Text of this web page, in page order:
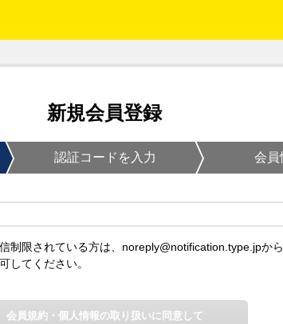
新規会員登録
認証コードを入力 会員
制限されている方は、noreply@notification.type.jpから
してください。
会員規約・個人情報の取り扱いに同意して